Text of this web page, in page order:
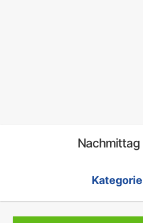
Nachmittag